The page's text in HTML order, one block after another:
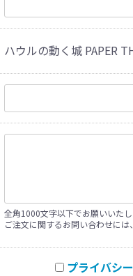
ハウルの動く城 PAPER
全角1000文字以下でお願いいたし
ご注文に関するお問い合わせに
プライバシ